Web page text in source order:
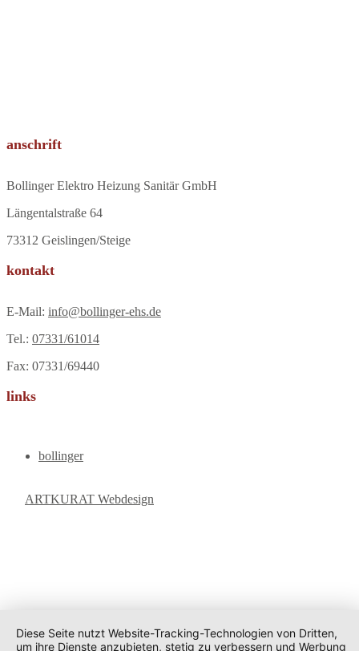
anschrift
Bollinger Elektro Heizung Sanitär GmbH
Längentalstraße 64
73312 Geislingen/Steige
kontakt
E-Mail: info@bollinger-ehs.de
Tel.: 07331/61014
Fax: 07331/69440
links
bollinger
ARTKURAT Webdesign
Diese Seite nutzt Website-Tracking-Technologien von Dritten,
um ihre Dienste anzubieten, stetig zu verbessern und Werbung